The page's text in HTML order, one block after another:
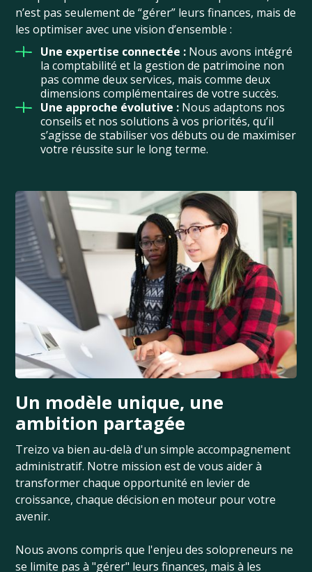
n’est pas seulement de “gérer” leurs finances, mais de
les optimiser avec une vision d’ensemble :
Une expertise connectée : Nous avons intégré
la comptabilité et la gestion de patrimoine non
pas comme deux services, mais comme deux
dimensions complémentaires de votre succès.
Une approche évolutive : Nous adaptons nos
conseils et nos solutions à vos priorités, qu’il
s’agisse de stabiliser vos débuts ou de maximiser
votre réussite sur le long terme.
Un modèle unique, une
ambition partagée
Treizo va bien au-delà d'un simple accompagnement
administratif. Notre mission est de vous aider à
transformer chaque opportunité en levier de
croissance, chaque décision en moteur pour votre
avenir.
Nous avons compris que l'enjeu des solopreneurs ne
se limite pas à "gérer" leurs finances, mais à les